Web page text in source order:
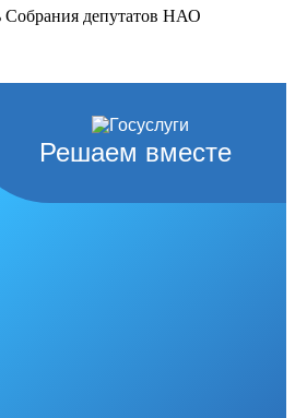
Собрания депутатов НАО
Решаем вместе